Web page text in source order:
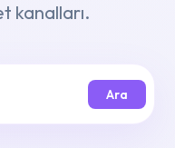
kanalları.
Ara